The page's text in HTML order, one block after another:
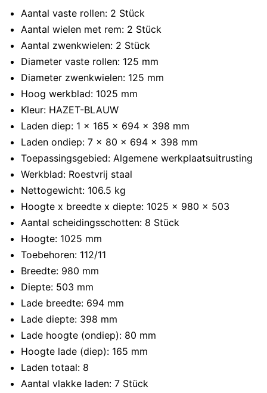
Aantal vaste rollen: 2 Stück
Aantal wielen met rem: 2 Stück
Aantal zwenkwielen: 2 Stück
Diameter vaste rollen: 125 mm
Diameter zwenkwielen: 125 mm
Hoog werkblad: 1025 mm
Kleur: HAZET-BLAUW
Laden diep: 1 x 165 x 694 x 398 mm
Laden ondiep: 7 x 80 x 694 x 398 mm
Toepassingsgebied: Algemene werkplaatsuitrusting
Werkblad: Roestvrij staal
Nettogewicht: 106.5 kg
Hoogte x breedte x diepte: 1025 x 980 x 503
Aantal scheidingsschotten: 8 Stück
Hoogte: 1025 mm
Toebehoren: 112/11
Breedte: 980 mm
Diepte: 503 mm
Lade breedte: 694 mm
Lade diepte: 398 mm
Lade hoogte (ondiep): 80 mm
Hoogte lade (diep): 165 mm
Laden totaal: 8
Aantal vlakke laden: 7 Stück